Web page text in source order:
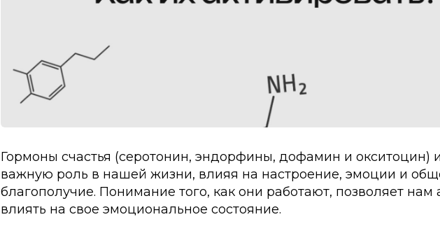
Гормоны счастья (серотонин, эндорфины, дофамин и окситоцин)
важную роль в нашей жизни, влияя на настроение, эмоции и
благополучие. Понимание того, как они работают, позволяет нам
влиять на свое эмоциональное состояние.